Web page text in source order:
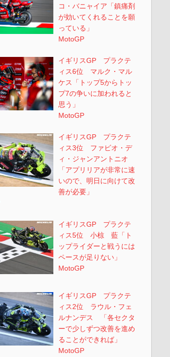
コ・バニャイア「鎮痛剤
が効いてくれることを願
っている」
MotoGP
イギリスGP プラクテ
ィス6位 マルク・マル
ケス「トップ5からトッ
プ7の争いに加われると
思う」
MotoGP
イギリスGP プラクテ
ィス3位 ファビオ・デ
ィ・ジャンアントニオ
「アプリリアが非常に速
いので、明日に向けて改
善が必要」
イギリスGP プラクテ
ィス5位 小椋 藍「ト
ップライダーと戦うには
ペースが足りない」
MotoGP
イギリスGP プラクテ
ィス2位 ラウル・フェ
ルナンデス 「各セクタ
ーで少しずつ改善を進め
ることができれば」
MotoGP